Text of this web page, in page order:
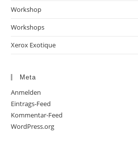
Workshop
Workshops
Xerox Exotique
Meta
Anmelden
Eintrags-Feed
Kommentar-Feed
WordPress.org